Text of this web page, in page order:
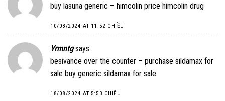
buy lasuna generic – himcolin price himcolin drug
10/08/2024 AT 11:52 CHIỀU
Yrmntg says:
besivance over the counter – purchase sildamax for
sale buy generic sildamax for sale
18/08/2024 AT 5:53 CHIỀU